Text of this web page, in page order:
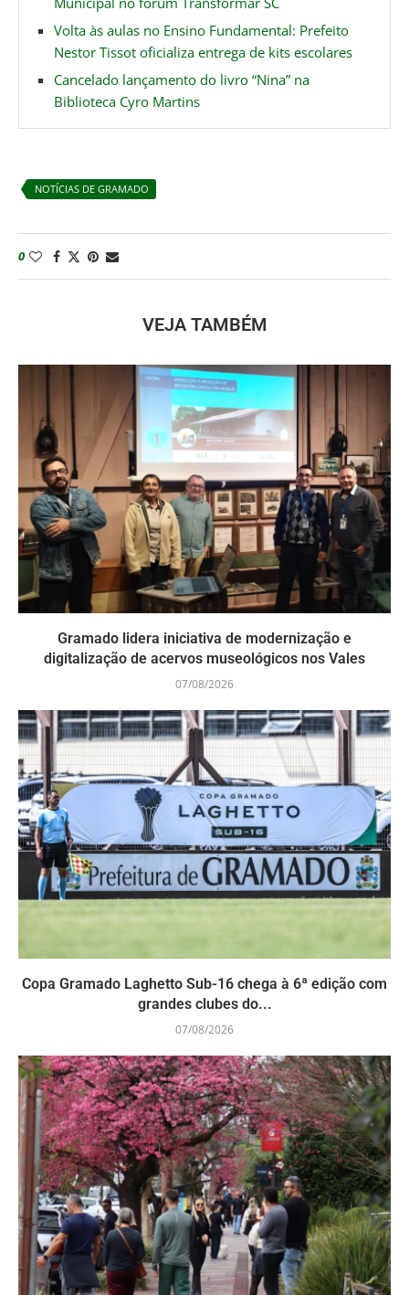
Volta às aulas no Ensino Fundamental: Prefeito
Nestor Tissot oficializa entrega de kits escolares
Cancelado lançamento do livro “Nina” na
Biblioteca Cyro Martins
NOTÍCIAS DE GRAMADO
0
VEJA TAMBÉM
Gramado lidera iniciativa de modernização e
digitalização de acervos museológicos nos Vales
07/08/2026
Copa Gramado Laghetto Sub-16 chega à 6ª edição com
grandes clubes do...
07/08/2026